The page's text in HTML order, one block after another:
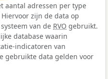
aantal adressen per type
zijn de data op
van de RVO gebruikt.
database waarin
indicatoren van
gebruikte data gelden voor